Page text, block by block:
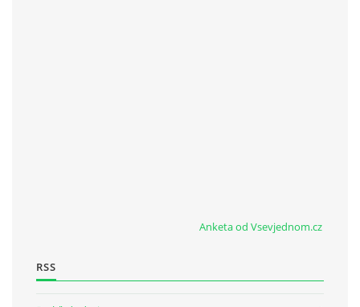
Anketa od Vsevjednom.cz
RSS